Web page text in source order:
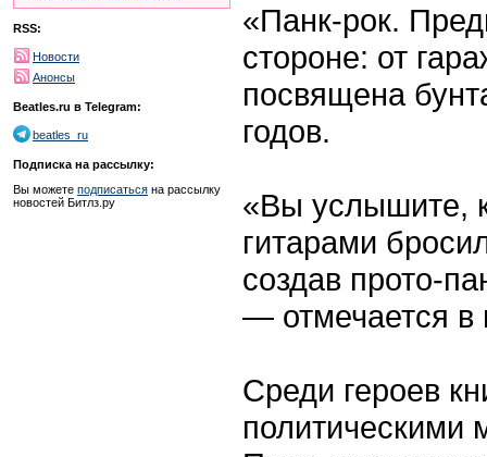
RSS:
Новости
Анонсы
Beatles.ru в Telegram:
beatles_ru
Подписка на рассылку:
Вы можете подписаться на рассылку
новостей Битлз.ру
«Панк-рок.
стороне: от
посвящена
годов.
«Вы услышите,
гитарами
создав прото-
— отмечается в
Среди героев
политическими